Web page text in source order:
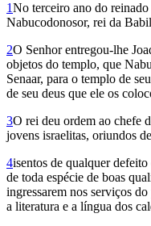
1No terceiro ano do
Nabucodonosor, rei da
2O Senhor entregou-lhe
objetos do templo, que
Senaar, para o templo de
de seu deus que ele os
3O rei deu ordem ao chefe
jovens israelitas, oriundos
4isentos de qualquer
de toda espécie de boas
ingressarem nos serviços
a literatura e a língua dos